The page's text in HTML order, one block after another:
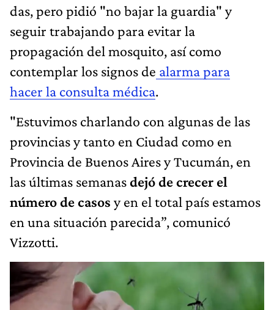
das, pero pidió "no bajar la guardia" y
seguir trabajando para evitar la
propagación del mosquito, así como
contemplar los signos de alarma para
hacer la consulta médica.
"Estuvimos charlando con algunas de las
provincias y tanto en Ciudad como en
Provincia de Buenos Aires y Tucumán, en
las últimas semanasdejó de crecer el
número de casos y en el total país estamos
en una situación parecida”, comunicó
Vizzotti.